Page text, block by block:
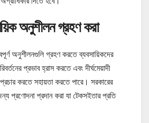
অনুশীলন গ্রহণ করা
অনুশীলনগুলি গ্রহণ করতে ব্যবসায়িকদের
প্রভাব হ্রাস করতে এবং দীর্ঘমেয়াদী
করতে সহায়তা করতে পারে। সরকারের
প্রণোদনা প্রদান করা যা টেকসইতার প্রতি